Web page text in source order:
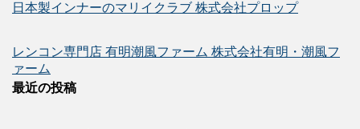
日本製インナーのマリイクラブ 株式会社プロップ
レンコン専門店 有明潮風ファーム 株式会社有明・潮風フ
ァーム
最近の投稿